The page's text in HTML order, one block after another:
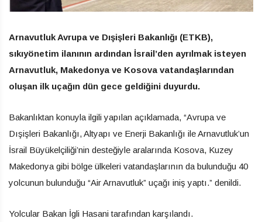
Arnavutluk Avrupa ve Dışişleri Bakanlığı (ETKB),
sıkıyönetim ilanının ardından İsrail’den ayrılmak isteyen
Arnavutluk, Makedonya ve Kosova vatandaşlarından
oluşan ilk uçağın dün gece geldiğini duyurdu.
Bakanlıktan konuyla ilgili yapılan açıklamada, “Avrupa ve
Dışişleri Bakanlığı, Altyapı ve Enerji Bakanlığı ile Arnavutluk’un
İsrail Büyükelçiliği’nin desteğiyle aralarında Kosova, Kuzey
Makedonya gibi bölge ülkeleri vatandaşlarının da bulunduğu 40
yolcunun bulunduğu “Air Arnavutluk” uçağı iniş yaptı.” denildi.
Yolcular Bakan İgli Hasani tarafından karşılandı.